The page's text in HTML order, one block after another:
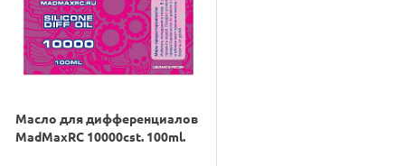
Масло для дифференциалов
MadMaxRC 10000cst. 100ml.